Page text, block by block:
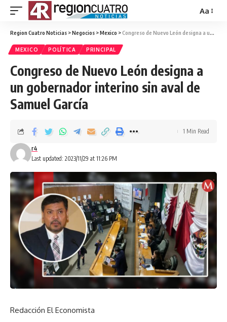
Aa
Region Cuatro Noticias >Negocios >Mexico >Congreso de Nuevo León designa a un gobernador interino sin aval de Samuel García
MEXICO POLÍTICA PRINCIPAL
Congreso de Nuevo León designa a
un gobernador interino sin aval de
Samuel García
Last updated: 2023/11/29 at 11:26 PM
r4
1 Min Read
Redacción El Economista